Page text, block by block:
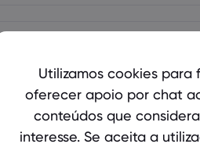
TikTok Music Shutdown
Influence and Implications
Utilizamos cookies para
oferecer apoio por chat
conteúdos que
interesse. Se aceita a